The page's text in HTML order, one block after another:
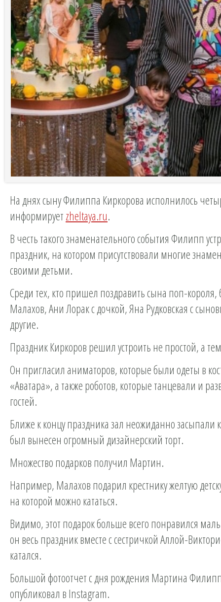
На днях сыну Филиппа Киркорова исполнилось
информируетzheltaya.ru.
В честь такого знаменательного события Филипп
праздник, на котором присутствовали многие
своими детьми.
Среди тех, кто пришел поздравить сына поп-
Малахов, Ани Лорак с дочкой, Яна Рудковская с
другие.
Праздник Киркоров решил устроить не простой, а
Он пригласил аниматоров, которые были одеты в
«Аватара», а также роботов, которые танцевали и
гостей.
Ближе к концу праздника зал неожиданно засыпали
был вынесен огромный дизайнерский торт.
Множество подарков получил Мартин.
Например, Малахов подарил крестнику желтую
на которой можно кататься.
Видимо, этот подарок больше всего понравился
он весь праздник вместе с сестричкой Аллой-
катался.
Большой фотоотчет с дня рождения Мартина
опубликовал в Instagram.